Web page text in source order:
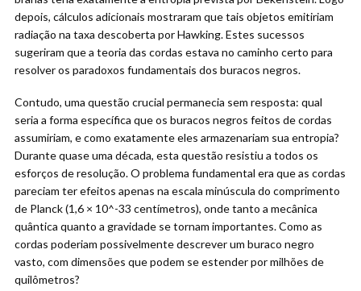
depois, cálculos adicionais mostraram que tais objetos emitiriam
radiação na taxa descoberta por Hawking. Estes sucessos
sugeriram que a teoria das cordas estava no caminho certo para
resolver os paradoxos fundamentais dos buracos negros.
Contudo, uma questão crucial permanecia sem resposta: qual
seria a forma específica que os buracos negros feitos de cordas
assumiriam, e como exatamente eles armazenariam sua entropia?
Durante quase uma década, esta questão resistiu a todos os
esforços de resolução. O problema fundamental era que as cordas
pareciam ter efeitos apenas na escala minúscula do comprimento
de Planck (1,6 × 10^-33 centímetros), onde tanto a mecânica
quântica quanto a gravidade se tornam importantes. Como as
cordas poderiam possivelmente descrever um buraco negro
vasto, com dimensões que podem se estender por milhões de
quilômetros?